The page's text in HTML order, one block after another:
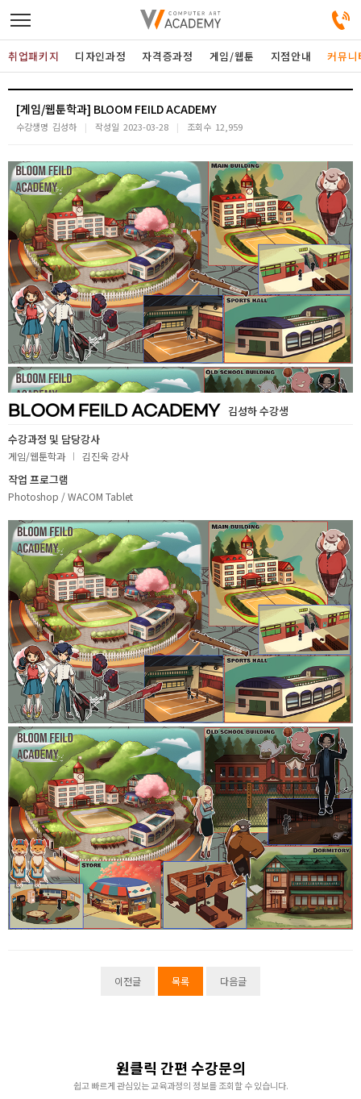
디자인정규과정
게임과정
자격증과정
커뮤니티
취업패키지
취업지원센터
아카데미소개
취업패키지 디자인과정 자격증과정 게임/웹툰 지점안내 커뮤니
[게임/웹툰학과] BLOOM FEILD ACADEMY
수강생명 김성하 작성일 2023-03-28 조회수 12,959
BLOOM FEILD ACADEMY 김성하 수강생
수강과정 및 담당강사
게임/웹툰학과 김진욱 강사
작업 프로그램
Photoshop / WACOM Tablet
이전글 목록 다음글
원클릭 간편 수강문의
쉽고 빠르게 관심있는 교육과정의 정보를 조회할 수 있습니다.